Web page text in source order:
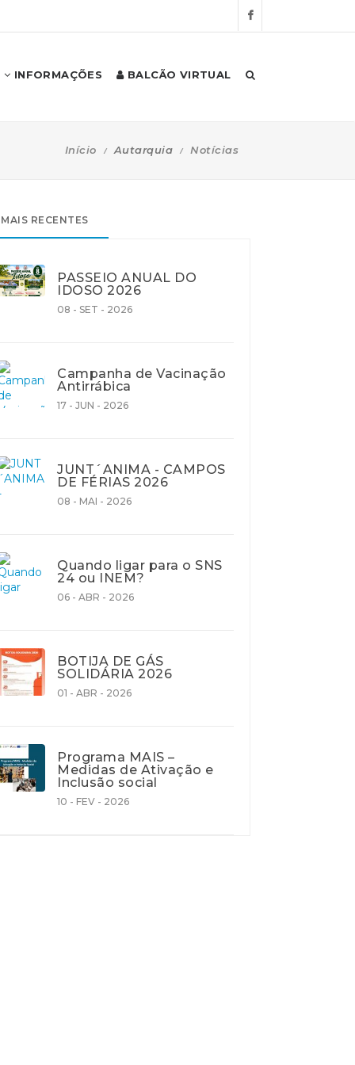
INFORMAÇÕES BALCÃO VIRTUAL
Início Autarquia Notícias
MAIS RECENTES
PASSEIO ANUAL DO
IDOSO 2026
08 - SET - 2026
Campanha de Vacinação
Antirrábica
17 - JUN - 2026
JUNT´ANIMA - CAMPOS
DE FÉRIAS 2026
08 - MAI - 2026
Quando ligar para o SNS
24 ou INEM?
06 - ABR - 2026
BOTIJA DE GÁS
SOLIDÁRIA 2026
01 - ABR - 2026
Programa MAIS –
Medidas de Ativação e
Inclusão social
10 - FEV - 2026